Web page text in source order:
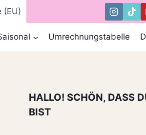
(EU)
Umrechnungstabelle
HALLO! SCHÖN, DASS
BIST